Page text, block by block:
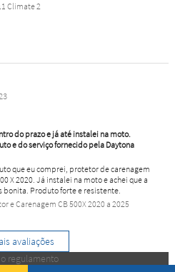
Climate 2
do prazo e já até instalei na moto.
e do serviço fornecido pela Daytona
que eu comprei, protetor de carenagem
X 2020. Já instalei na moto e achei que a
bonita. Produto forte e resistente.
e Carenagem CB 500X 2020 a 2025
avaliações